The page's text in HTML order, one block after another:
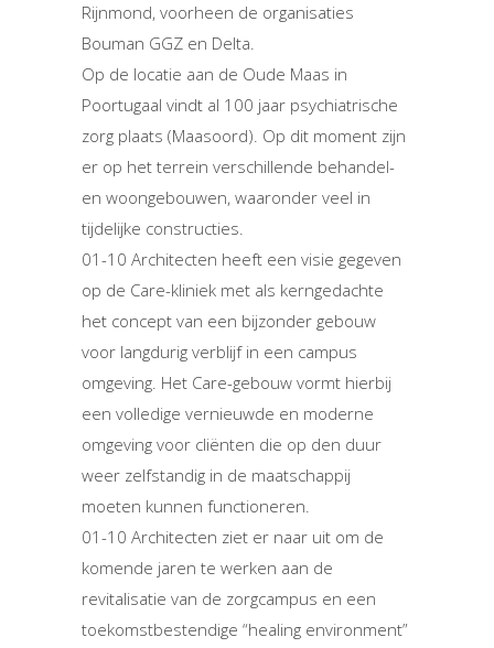
Rijnmond, voorheen de organisaties
Bouman GGZ en Delta.
Op de locatie aan de Oude Maas in
Poortugaal vindt al 100 jaar psychiatrische
zorg plaats (Maasoord). Op dit moment zijn
er op het terrein verschillende behandel-
en woongebouwen, waaronder veel in
tijdelijke constructies.
01-10 Architecten heeft een visie gegeven
op de Care-kliniek met als kerngedachte
het concept van een bijzonder gebouw
voor langdurig verblijf in een campus
omgeving. Het Care-gebouw vormt hierbij
een volledige vernieuwde en moderne
omgeving voor cliënten die op den duur
weer zelfstandig in de maatschappij
moeten kunnen functioneren.
01-10 Architecten ziet er naar uit om de
komende jaren te werken aan de
revitalisatie van de zorgcampus en een
toekomstbestendige “healing environment”